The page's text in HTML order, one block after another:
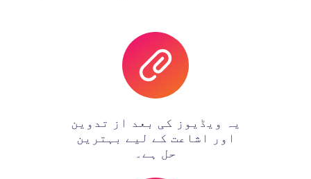
یہ ویڈیوز کی بعد از تدوین
اور اشاعت کے لیے بہترین
حل ہے۔